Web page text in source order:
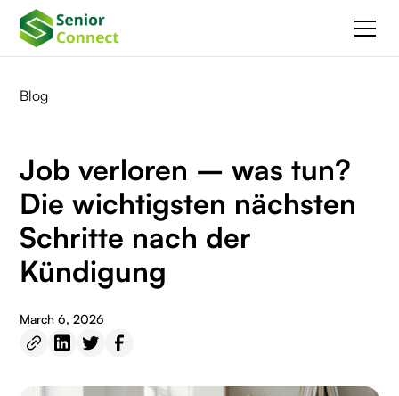
Blog
Job verloren – was tun?
Die wichtigsten nächsten
Schritte nach der
Kündigung
March 6, 2026